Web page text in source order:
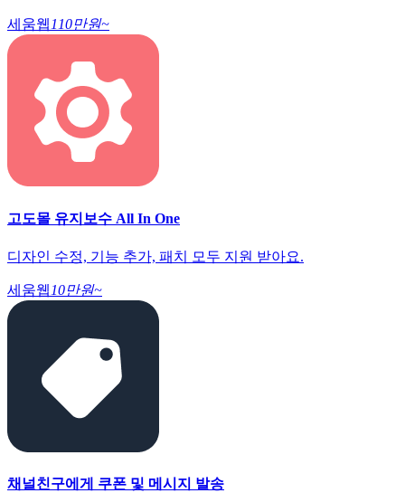
세움웹 110만원~
고도몰 유지보수 All In One
디자인 수정, 기능 추가, 패치 모두 지원 받아요.
세움웹 10만원~
채널친구에게 쿠폰 및 메시지 발송